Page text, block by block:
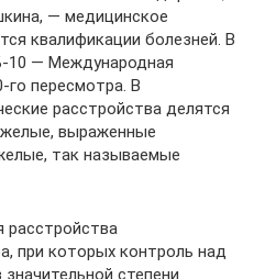
— медицинское
квалификации болезней. В
10 — Международная
го пересмотра. В
расстройства делятся
выраженные
так называемые
расстройства
при которых контроль над
степени